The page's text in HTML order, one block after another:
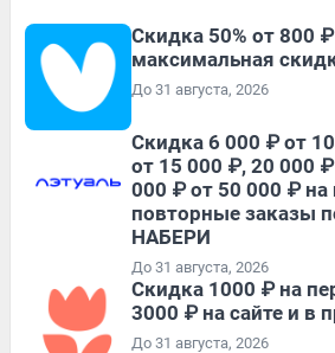
Скидка 50% от 800
максимальная
До 31 августа, 2026
Скидка 6 000 ₽ от
от 15 000 ₽, 20 000
000 ₽ от 50 000 ₽
повторные заказы
НАБЕРИ
До 31 августа, 2026
Скидка 1000 ₽ на
3000 ₽ на сайте и в
До 31 августа, 2026